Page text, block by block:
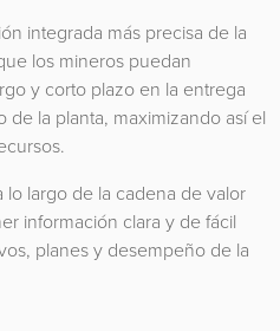
integrada más precisa de la
los mineros puedan
y corto plazo en la entrega
la planta, maximizando así el
lo largo de la cadena de valor
información clara y de fácil
planes y desempeño de la